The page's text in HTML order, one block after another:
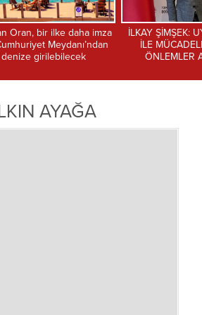
ŞİMŞEK: UYUŞTURUCU
MÜCADELEDE CİDDİ
ÖNLEMLER ALACAĞIZ
YASEMİN
AYAĞA